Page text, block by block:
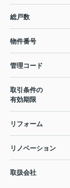
総戸数
物件番号
管理コード
取引条件の
有効期限
リフォーム
リノベーション
取扱会社